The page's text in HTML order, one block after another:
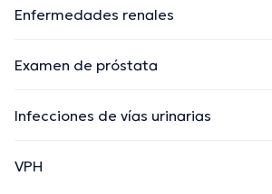
Enfermedades renales
Examen de próstata
Infecciones de vías urinarias
VPH